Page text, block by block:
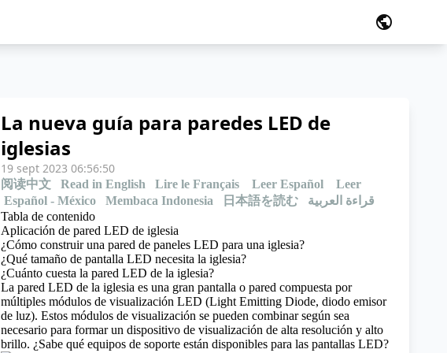
public
La nueva guía para paredes LED de
iglesias
19 sept 2023 06:56:50
阅读中文 Read in English Lire le Français Leer Español
Leer
Español - México
Membaca Indonesia 日本語を読む
قراءة العربية
Tabla de contenido
Aplicación de pared LED de iglesia
¿Cómo construir una pared de paneles LED para una iglesia?
¿Qué tamaño de pantalla LED necesita la iglesia?
¿Cuánto cuesta la pared LED de la iglesia?
La pared LED de la iglesia es una gran pantalla o pared compuesta por
múltiples módulos de visualización LED (Light Emitting Diode, diodo emisor
de luz). Estos módulos de visualización se pueden combinar según sea
necesario para formar un dispositivo de visualización de alta resolución y alto
brillo. ¿Sabe qué equipos de soporte están disponibles para las pantallas LED?